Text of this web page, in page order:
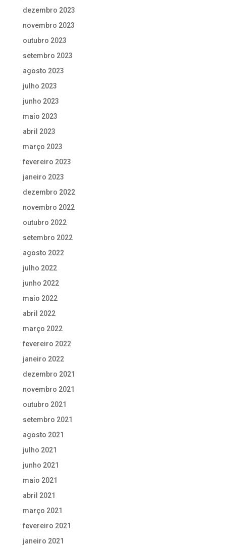
dezembro 2023
novembro 2023
outubro 2023
setembro 2023
agosto 2023
julho 2023
junho 2023
maio 2023
abril 2023
março 2023
fevereiro 2023
janeiro 2023
dezembro 2022
novembro 2022
outubro 2022
setembro 2022
agosto 2022
julho 2022
junho 2022
maio 2022
abril 2022
março 2022
fevereiro 2022
janeiro 2022
dezembro 2021
novembro 2021
outubro 2021
setembro 2021
agosto 2021
julho 2021
junho 2021
maio 2021
abril 2021
março 2021
fevereiro 2021
janeiro 2021